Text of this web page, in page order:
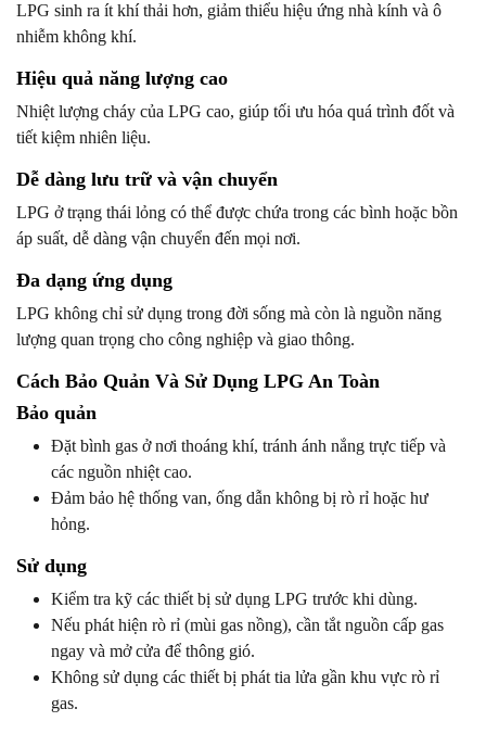
LPG sinh ra ít khí thải hơn, giảm thiểu hiệu ứng nhà kính và ô
nhiễm không khí.
Hiệu quả năng lượng cao
Nhiệt lượng cháy của LPG cao, giúp tối ưu hóa quá trình đốt và
tiết kiệm nhiên liệu.
Dễ dàng lưu trữ và vận chuyển
LPG ở trạng thái lỏng có thể được chứa trong các bình hoặc bồn
áp suất, dễ dàng vận chuyển đến mọi nơi.
Đa dạng ứng dụng
LPG không chỉ sử dụng trong đời sống mà còn là nguồn năng
lượng quan trọng cho công nghiệp và giao thông.
Cách Bảo Quản Và Sử Dụng LPG An Toàn
Bảo quản
Đặt bình gas ở nơi thoáng khí, tránh ánh nắng trực tiếp và
các nguồn nhiệt cao.
Đảm bảo hệ thống van, ống dẫn không bị rò rỉ hoặc hư
hỏng.
Sử dụng
Kiểm tra kỹ các thiết bị sử dụng LPG trước khi dùng.
Nếu phát hiện rò rỉ (mùi gas nồng), cần tắt nguồn cấp gas
ngay và mở cửa để thông gió.
Không sử dụng các thiết bị phát tia lửa gần khu vực rò rỉ
gas.